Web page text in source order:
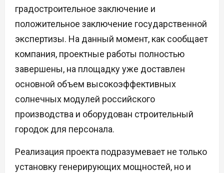
градостроительное заключение и
положительное заключение государственной
экспертизы. На данный момент, как сообщает
компания, проектные работы полностью
завершены, на площадку уже доставлен
основной объем высокоэффективных
солнечных модулей российского
производства и оборудован строительный
городок для персонала.
Реализация проекта подразумевает не только
установку генерирующих мощностей, но и